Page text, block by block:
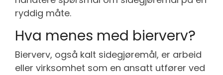
ryddig måte.
Hva menes med bierverv?
Bierverv, også kalt sidegjøremål, er arbeid
eller virksomhet som en ansatt utfører ved